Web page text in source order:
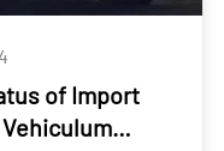
of Import